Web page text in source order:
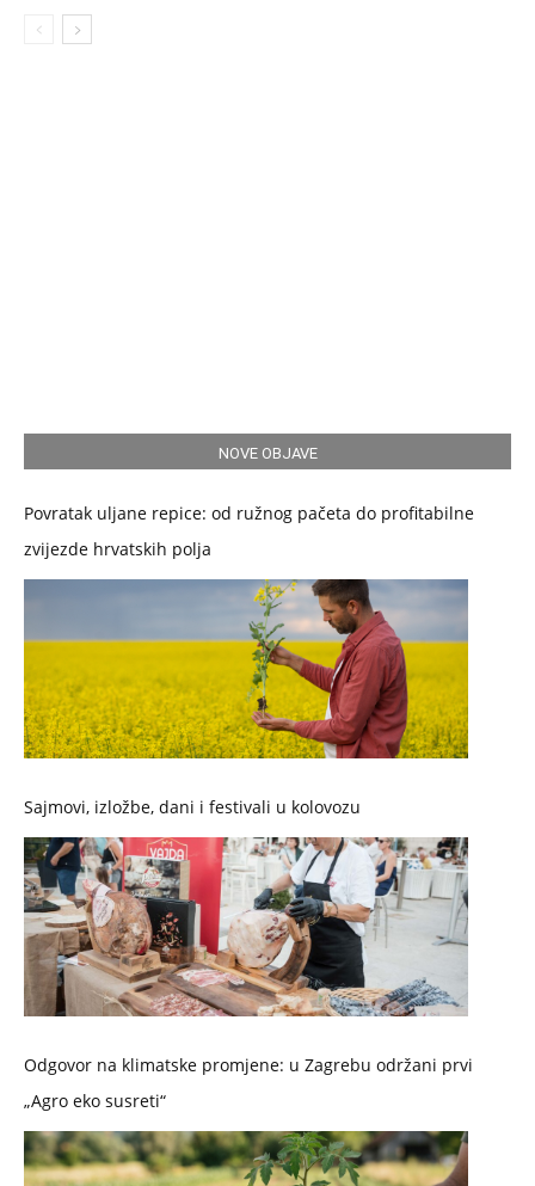
NOVE OBJAVE
Povratak uljane repice: od ružnog pačeta do profitabilne
zvijezde hrvatskih polja
Sajmovi, izložbe, dani i festivali u kolovozu
Odgovor na klimatske promjene: u Zagrebu održani prvi
„Agro eko susreti“